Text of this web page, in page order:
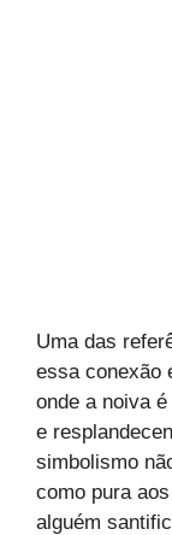
Uma das
essa conexão
onde a noiva
e
simbolismo
como pura
alguém